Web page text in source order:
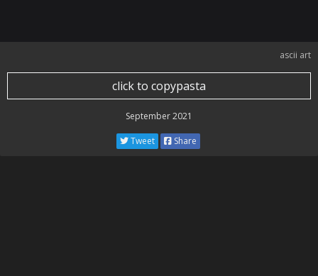
ascii art
click to copypasta
September 2021
Tweet Share